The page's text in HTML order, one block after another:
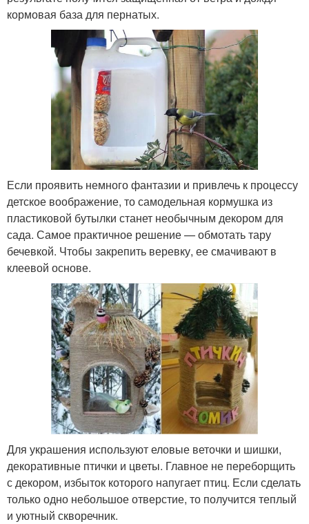
кормовая база для пернатых.
Если проявить немного фантазии и привлечь к процессу
детское воображение, то самодельная кормушка из
пластиковой бутылки станет необычным декором для
сада. Самое практичное решение — обмотать тару
бечевкой. Чтобы закрепить веревку, ее смачивают в
клеевой основе.
Для украшения используют еловые веточки и шишки,
декоративные птички и цветы. Главное не переборщить
с декором, избыток которого напугает птиц. Если сделать
только одно небольшое отверстие, то получится теплый
и уютный скворечник.